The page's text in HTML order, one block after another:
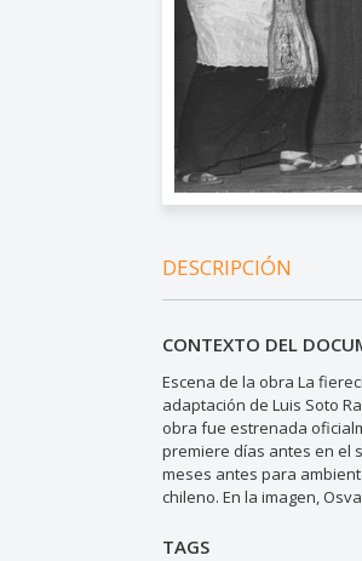
DESCRIPCIÓN
CONTEXTO DEL
Escena de la obra La
adaptación de Luis Soto
obra fue estrenada
premiere días antes en el
meses antes para
chileno. En la imagen,
TAGS